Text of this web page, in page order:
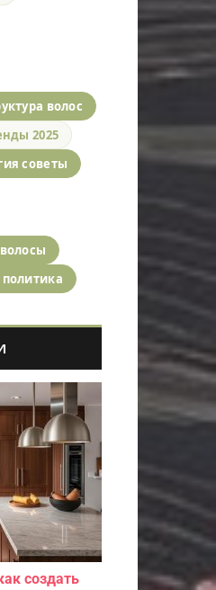
волос
2025
советы
создать